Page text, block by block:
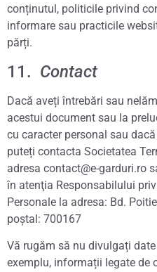
conținutul, politicile privind
informare sau practicile
părți.
11. Contact
Dacă aveți întrebări sau
acestui document sau la
cu caracter personal sau
puteți contacta Societatea
adresa contact@e-garduri.ro
în atenţia Responsabilului
Personale la adresa: Bd.
poştal: 700167
Vă rugăm să nu divulgați
exemplu, informații legate de